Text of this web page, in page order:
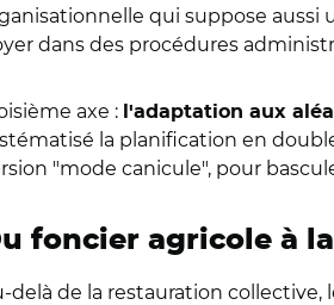
page sur Twitter
page sur Courriel
qui suppose aussi
dans des procédures
axe : l'adaptation aux
la planification en
"mode canicule", pour
foncier agricole à
delà de la restauration